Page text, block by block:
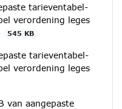
tarieventabel-
verordening leges
545 KB
tarieventabel-
verordening leges
van aangepaste